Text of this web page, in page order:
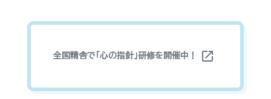
全国精舎で「心の指針」研修を開催中！ open_in_new